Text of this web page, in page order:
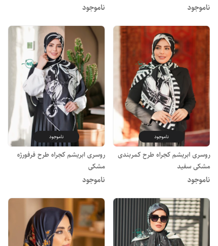
ناموجود ناموجود
ناموجود
روسری ابریشم کجراه طرح کمربندی
مشکی سفید
ناموجود
ناموجود
روسری ابریشم کجراه طرح فرفورژه
مشکی
ناموجود